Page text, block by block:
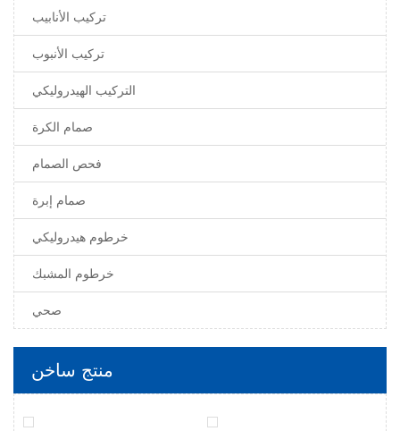
تركيب الأنابيب
تركيب الأنبوب
التركيب الهيدروليكي
صمام الكرة
فحص الصمام
صمام إبرة
خرطوم هيدروليكي
خرطوم المشبك
صحي
منتج ساخن